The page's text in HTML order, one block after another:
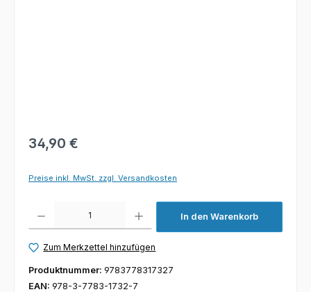
34,90 €
Preise inkl. MwSt. zzgl. Versandkosten
In den Warenkorb
Zum Merkzettel hinzufügen
Produktnummer: 9783778317327
EAN: 978-3-7783-1732-7